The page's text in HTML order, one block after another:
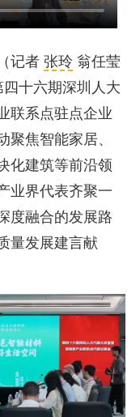
记者 张玲 翁任莹
十六期深圳人大
联系点驻点企业
聚焦智能家居、
化建筑等前沿领
业界代表齐聚一
度融合的发展路
量发展建言献